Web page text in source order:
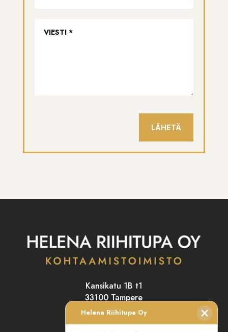
LÄHETÄ
Kansikatu 1B t1
33100 Tampere
Helena Riihitupa Oy